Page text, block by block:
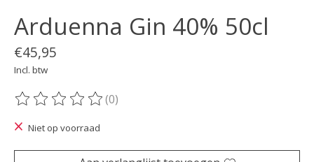
Arduenna Gin 40% 50cl
€45,95
Incl. btw
De beoordeling van dit product is
(0)
Niet op voorraad